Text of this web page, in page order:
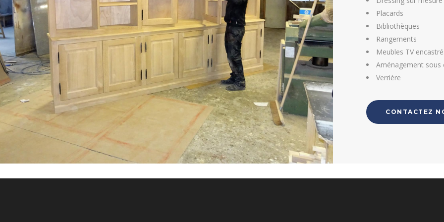
Placards
Bibliothèques
Rangements
Meubles TV
Aménagement sous
Verrière
CONTACTEZ